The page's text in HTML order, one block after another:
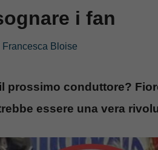
i fan
Francesca Bloise
prossimo conduttore?
essere una vera